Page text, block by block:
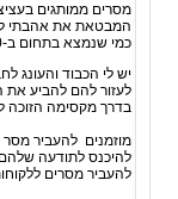
מסרים ממותגים
המבטאת את אהבתי
כמי שנמצא בתחום ב-60 השנים האחרונות
יש לי הכבוד והעונג
לעזור להם להביע
בדרך מקסימה הזוכה ל-100%
מוזמנים להעביר
להיכנס לתודעה שלהם
להעביר מסרים